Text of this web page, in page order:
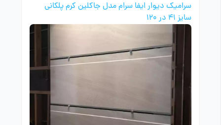
سرامیک دیوار ایفا سرام مدل جاکلین کرم پلکانی
سایز 41 در 120